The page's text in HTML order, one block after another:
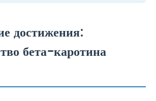
достижения:
бета-каротина